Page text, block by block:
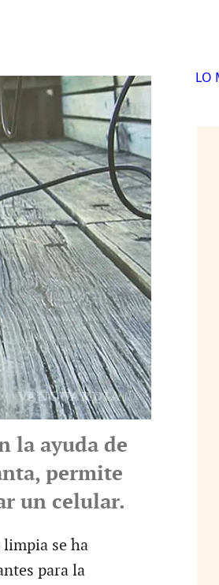
la ayuda de
permite
un celular.
se ha
para la
LO